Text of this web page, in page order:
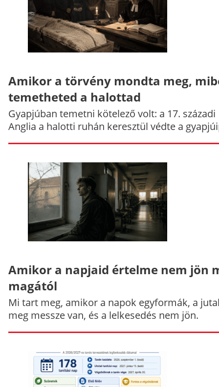
Amikor a törvény mondta meg,
temetheted a halottad
Gyapjúban temetni kötelező volt: a 17. századi
Anglia a halotti ruhán keresztül védte a
Amikor a napjaid értelme nem jön
magától
Mi tart meg, amikor a napok egyformák, a
meg messze van, és a lelkesedés nem jön.